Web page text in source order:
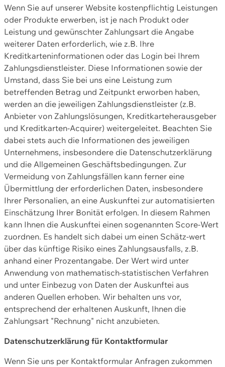
Wenn Sie auf unserer Website kostenpflichtig Leistungen
oder Produkte erwerben, ist je nach Produkt oder
Leistung und gewünschter Zahlungsart die Angabe
weiterer Daten erforderlich, wie z.B. Ihre
Kreditkarteninformationen oder das Login bei Ihrem
Zahlungsdienstleister. Diese Informationen sowie der
Umstand, dass Sie bei uns eine Leistung zum
betreffenden Betrag und Zeitpunkt erworben haben,
werden an die jeweiligen Zahlungsdienstleister (z.B.
Anbieter von Zahlungslösungen, Kreditkarteherausgeber
und Kreditkarten-Acquirer) weitergeleitet. Beachten Sie
dabei stets auch die Informationen des jeweiligen
Unternehmens, insbesondere die Datenschutzerklärung
und die Allgemeinen Geschäftsbedingungen. Zur
Vermeidung von Zahlungsfällen kann ferner eine
Übermittlung der erforderlichen Daten, insbesondere
Ihrer Personalien, an eine Auskunftei zur automatisierten
Einschätzung Ihrer Bonität erfolgen. In diesem Rahmen
kann Ihnen die Auskunftei einen sogenannten Score-Wert
zuordnen. Es handelt sich dabei um einen Schätz-wert
über das künftige Risiko eines Zahlungsausfalls, z.B.
anhand einer Prozentangabe. Der Wert wird unter
Anwendung von mathematisch-statistischen Verfahren
und unter Einbezug von Daten der Auskunftei aus
anderen Quellen erhoben. Wir behalten uns vor,
entsprechend der erhaltenen Auskunft, Ihnen die
Zahlungsart "Rechnung" nicht anzubieten.
Datenschutzerklärung für Kontaktformular
Wenn Sie uns per Kontaktformular Anfragen zukommen